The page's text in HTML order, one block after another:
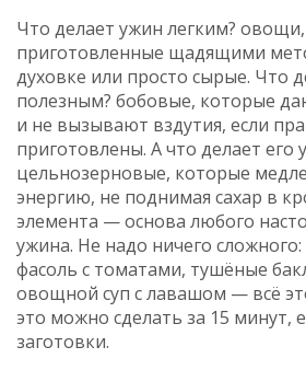
Что делает ужин легким? овощи,
приготовленные щадящими
духовке или просто сырые. Что
полезным? бобовые, которые
и не вызывают вздутия, если
приготовлены. А что делает его
цельнозерновые, которые
энергию, не поднимая сахар в
элемента — основа любого
ужина. Не надо ничего сложного:
фасоль с томатами, тушёные
овощной суп с лавашом — всё
это можно сделать за 15 минут,
заготовки.